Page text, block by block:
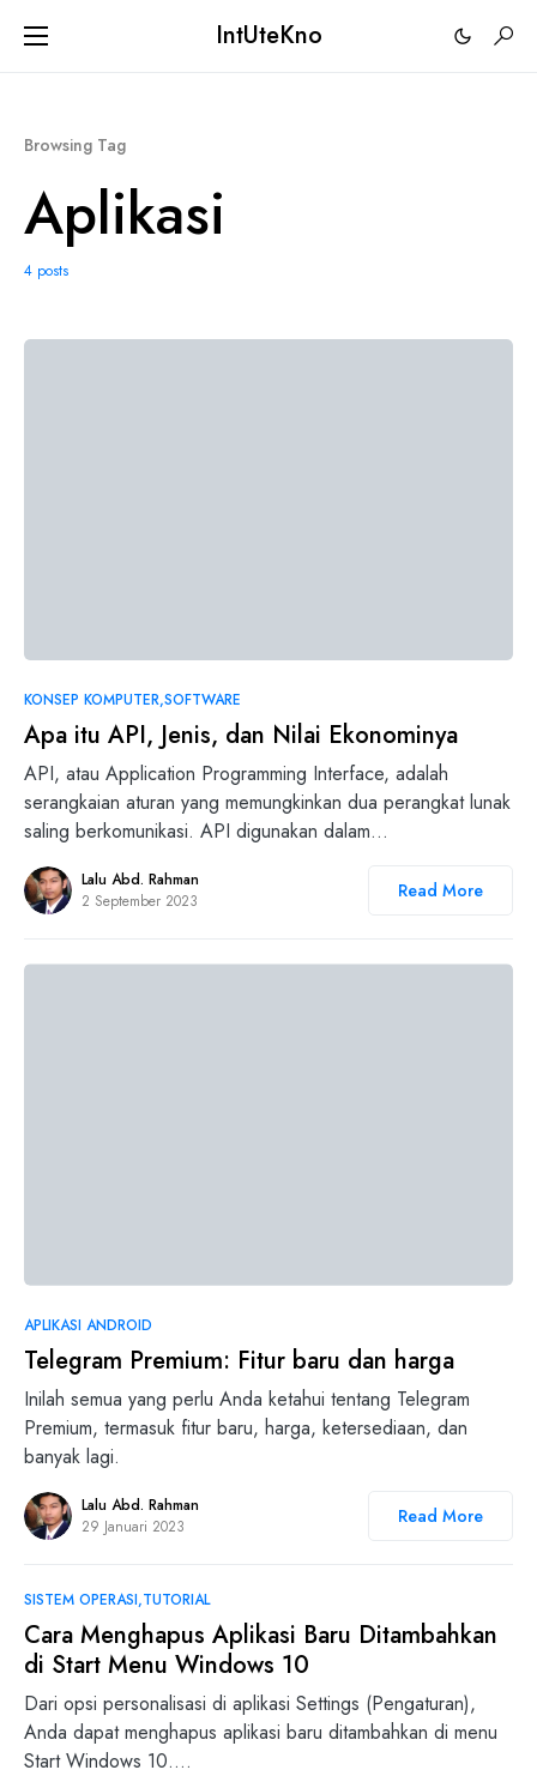
IntUteKno
Browsing Tag
Aplikasi
4 posts
KONSEP KOMPUTER SOFTWARE
Apa itu API, Jenis, dan Nilai Ekonominya
API, atau Application Programming Interface, adalah
serangkaian aturan yang memungkinkan dua perangkat lunak
saling berkomunikasi. API digunakan dalam…
Lalu Abd. Rahman
2 September 2023
Read More
APLIKASI ANDROID
Telegram Premium: Fitur baru dan harga
Inilah semua yang perlu Anda ketahui tentang Telegram
Premium, termasuk fitur baru, harga, ketersediaan, dan
banyak lagi.
Lalu Abd. Rahman
29 Januari 2023
Read More
SISTEM OPERASI TUTORIAL
Cara Menghapus Aplikasi Baru Ditambahkan
di Start Menu Windows 10
Dari opsi personalisasi di aplikasi Settings (Pengaturan),
Anda dapat menghapus aplikasi baru ditambahkan di menu
Start Windows 10.…